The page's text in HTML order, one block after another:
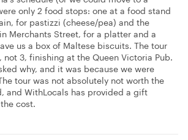
only 2 food stops: one at a food stand
for pastizzi (cheese/pea) and the
Merchants Street, for a platter and a
us a box of Maltese biscuits. The tour
not 3, finishing at the Queen Victoria Pub.
why, and it was because we were
tour was not absolutely not worth the
and WithLocals has provided a gift
cost.